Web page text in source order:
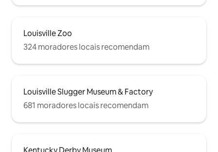
Louisville Zoo
324 moradores locais recomendam
Louisville Slugger Museum & Factory
681 moradores locais recomendam